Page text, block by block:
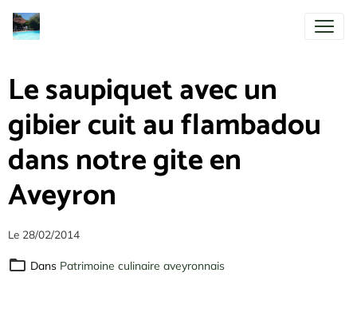
Le saupiquet avec un
gibier cuit au flambadou
dans notre gite en
Aveyron
Le 28/02/2014
Dans Patrimoine culinaire aveyronnais